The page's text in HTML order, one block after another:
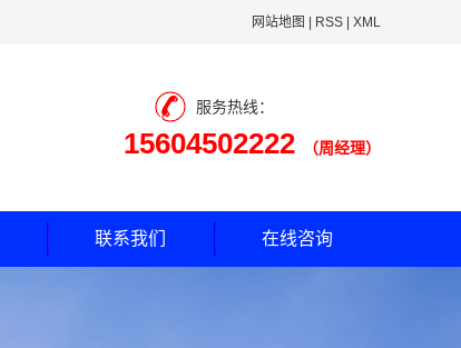
网站地图 RSS XML
服务热线：
15604502222 （周经理）
联系我们 在线咨询